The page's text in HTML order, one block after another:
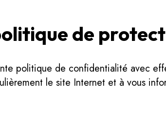
de
politique de confidentialité avec
le site Internet et à vous